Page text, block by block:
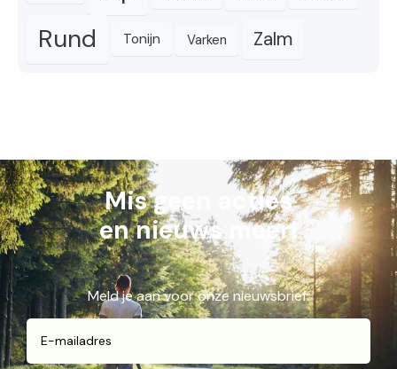
Rund Tonijn Varken Zalm
Mis geen acties
en nieuws meer!
Meld je aan voor onze nieuwsbrief: